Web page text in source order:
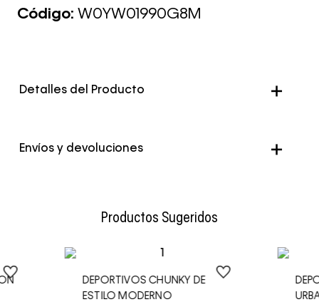
Código: W0YW01990G8M
Detalles del Producto
Color Negro
Envíos y devoluciones
Productos Sugeridos
DEPORTIVOS CHUNKY DE
ESTILO MODERNO